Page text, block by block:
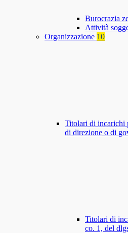
Burocrazia
Attività
Organizzazione 10
Titolari di incarichi
di direzione o di
Titolari di
co. 1, del